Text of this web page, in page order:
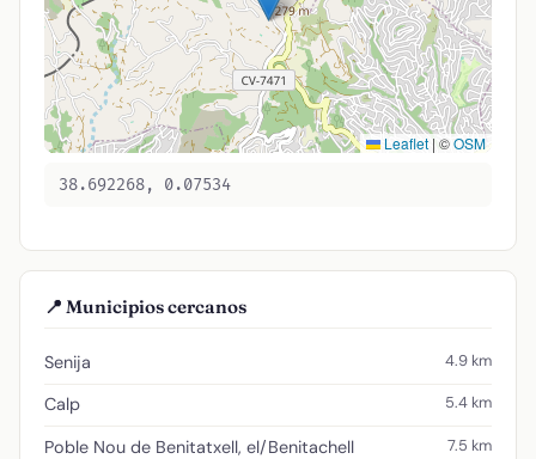
Leaflet | ©OSM
38.692268, 0.07534
📍 Municipios cercanos
Senija 4.9 km
Calp 5.4 km
Poble Nou de Benitatxell, el/Benitachell 7.5 km